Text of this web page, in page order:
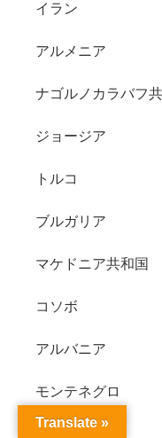
イラン
アルメニア
ナゴルノカラバフ
ジョージア
トルコ
ブルガリア
マケドニア共和国
コソボ
アルバニア
モンテネグロ
Translate »